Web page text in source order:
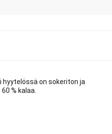
hyytelössä on sokeriton ja
% kalaa.